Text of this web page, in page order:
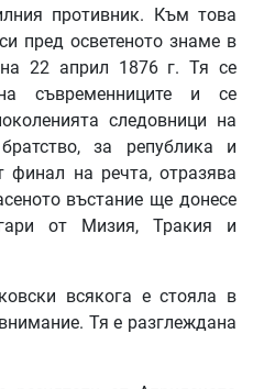
противник. Към това
пред осветеното знаме в
22 април 1876 г. Тя се
съвременниците и се
следовници на
за република и
финал на речта, отразява
въстание ще донесе
от Мизия, Тракия и
всякога е стояла в
Тя е разглеждана